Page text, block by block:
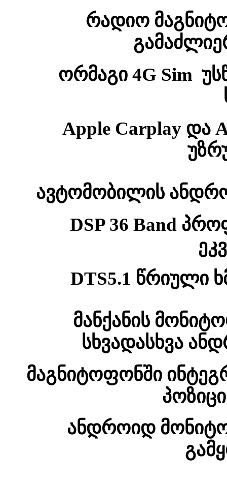
რადიო
ორმაგი 4G Sim
Apple Carplay და
ავტომობილის
DSP 36 Band
DTS5.1 წრიული
მანქანის
სხვადასხვა
მაგნიტოფონში
ანდროიდ